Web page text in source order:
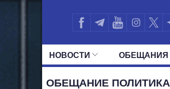
НОВОСТИ ОБЕЩАНИЯ
ОБЕЩАНИЕ ПОЛИТИКА